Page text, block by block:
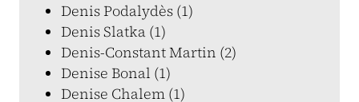
Denis Podalydès (1)
Denis Slatka (1)
Denis-Constant Martin (2)
Denise Bonal (1)
Denise Chalem (1)